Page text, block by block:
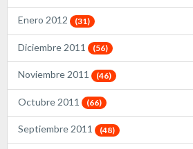
Enero 2012 (31)
Diciembre 2011 (56)
Noviembre 2011 (46)
Octubre 2011 (66)
Septiembre 2011 (48)